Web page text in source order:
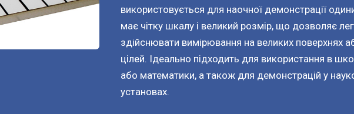
використовується для наочної демонстрації
має чітку шкалу і великий розмір, що дозволяє
здійснювати вимірювання на великих поверхнях
цілей. Ідеально підходить для використання в
або математики, а також для демонстрацій у
установах.